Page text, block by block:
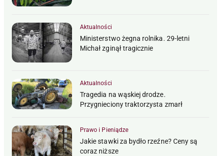
Aktualności
Ministerstwo żegna rolnika. 29-letni
Michał zginął tragicznie
Aktualności
Tragedia na wąskiej drodze.
Przygnieciony traktorzysta zmarł
Prawo i Pieniądze
Jakie stawki za bydło rzeźne? Ceny są
coraz niższe